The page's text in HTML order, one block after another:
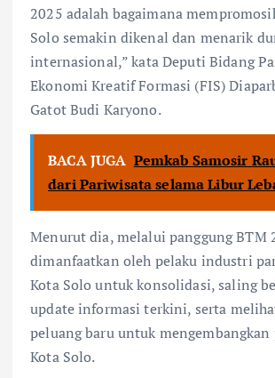
2025 adalah bagaimana
Solo semakin dikenal dan menarik
internasional,” kata Deputi Bidang
Ekonomi Kreatif Formasi (FIS)
Gatot Budi Karyono.
BACA JUGA Pemkab Samosir
dari Pariwisata selama Libur
Menurut dia, melalui panggung BTM
dimanfaatkan oleh pelaku industri
Kota Solo untuk konsolidasi, saling
update informasi terkini, serta
peluang baru untuk
Kota Solo.